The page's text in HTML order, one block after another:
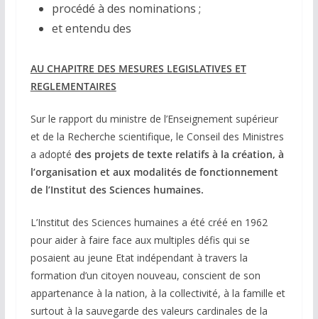
procédé à des nominations ;
et entendu des
AU CHAPITRE DES MESURES LEGISLATIVES ET
REGLEMENTAIRES
Sur le rapport du ministre de l’Enseignement supérieur
et de la Recherche scientifique, le Conseil des Ministres
a adopté des projets de texte relatifs à la création, à
l’organisation et aux modalités de fonctionnement
de l’Institut des Sciences humaines.
L’Institut des Sciences humaines a été créé en 1962
pour aider à faire face aux multiples défis qui se
posaient au jeune Etat indépendant à travers la
formation d’un citoyen nouveau, conscient de son
appartenance à la nation, à la collectivité, à la famille et
surtout à la sauvegarde des valeurs cardinales de la